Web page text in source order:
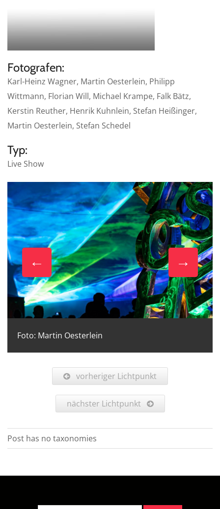
Fotografen:
Karl-Heinz Wagner, Martin Oesterlein, Philipp
Wittmann, Florian Will, Michael Krampe, Falk Bätz,
Kerstin Reuther, Henrik Kuhnlein, Stefan Heißinger,
Martin Oesterlein, Stefan Schedel
Typ:
Live Show
Foto: Martin Oesterlein
vorheriger Lichtpunkt
nächster Lichtpunkt
Post has no taxonomies